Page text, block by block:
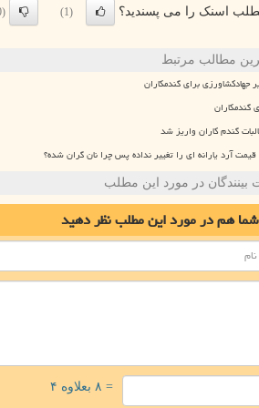
اسنک را می پسندید؟ (1)
(0)
مطالب مرتبط
جهادکشاورزی برای گندمکاران
گندمکاران
گندم کاران واریز شد
آرد یارانه ای را تغییر نداده پس چرا نان گران شده؟
بینندگان در مورد این مطلب
شما همدر مورد این مطلبنظر دهید
= ۸ بعلاوه ۴